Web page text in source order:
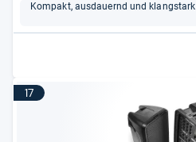
Kom­pakt, aus­dau­ernd und klang­stark
17